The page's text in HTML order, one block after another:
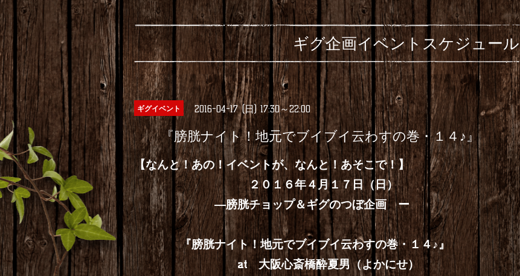
ギグ企画イベントスケジュール
ギグイベント 2016-04-17 (日) 17:30～22:00
『膀胱ナイト！地元でブイブイ云わすの巻・１４♪』
【なんと！あの！イベントが、なんと！あそこで！】
２０１６年４月１７日（日）
―膀胱チョップ＆ギグのつぼ企画 ー
『膀胱ナイト！地元でブイブイ云わすの巻・１４♪』
at 大阪心斎橋酔夏男（よかにせ）